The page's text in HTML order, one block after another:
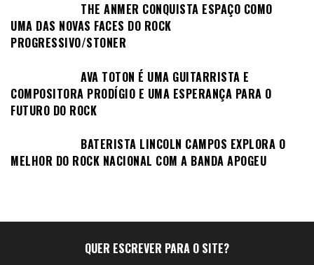
THE ANMER CONQUISTA ESPAÇO COMO
UMA DAS NOVAS FACES DO ROCK
PROGRESSIVO/STONER
AVA TOTON É UMA GUITARRISTA E
COMPOSITORA PRODÍGIO E UMA ESPERANÇA PARA O
FUTURO DO ROCK
BATERISTA LINCOLN CAMPOS EXPLORA O
MELHOR DO ROCK NACIONAL COM A BANDA APOGEU
QUER ESCREVER PARA O SITE?